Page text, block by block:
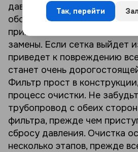
давления на участке с
оборудование не
привести к поломке сетки и
замены. Если сетка выйдет
приведет к повреждению
станет очень
Фильтр прост в
процесс очистки. Не
трубопровод с обеих
фильтра, прежде чем
сбросу давления. Очистка
несколько этапов, прежде
Так, перейти